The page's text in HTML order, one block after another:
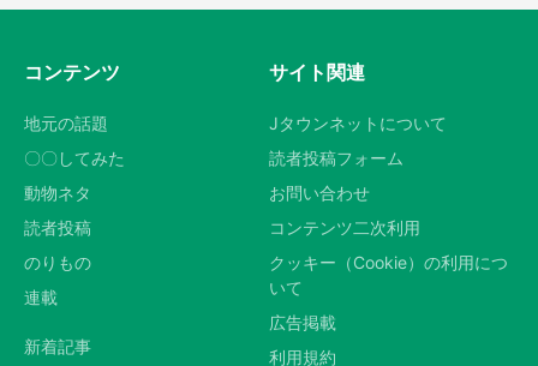
コンテンツ
地元の話題
〇〇してみた
動物ネタ
読者投稿
のりもの
連載
新着記事
サイト関連
Jタウンネットについて
読者投稿フォーム
お問い合わせ
コンテンツ二次利用
クッキー（Cookie）の利用につ
いて
広告掲載
利用規約